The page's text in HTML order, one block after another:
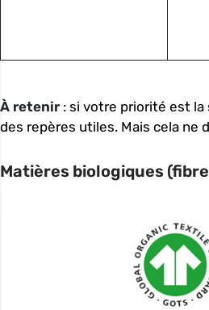
À retenir: si votre priorité est la
des repères utiles. Mais cela ne
Matières biologiques